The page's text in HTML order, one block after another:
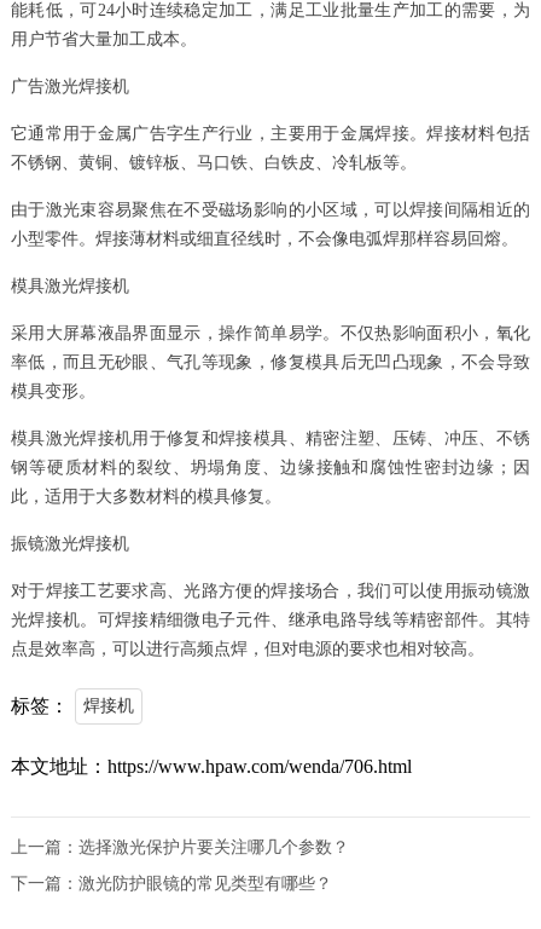
能耗低，可24小时连续稳定加工，满足工业批量生产加工的需要，为
用户节省大量加工成本。
广告激光焊接机
它通常用于金属广告字生产行业，主要用于金属焊接。焊接材料包括
不锈钢、黄铜、镀锌板、马口铁、白铁皮、冷轧板等。
由于激光束容易聚焦在不受磁场影响的小区域，可以焊接间隔相近的
小型零件。焊接薄材料或细直径线时，不会像电弧焊那样容易回熔。
模具激光焊接机
采用大屏幕液晶界面显示，操作简单易学。不仅热影响面积小，氧化
率低，而且无砂眼、气孔等现象，修复模具后无凹凸现象，不会导致
模具变形。
模具激光焊接机用于修复和焊接模具、精密注塑、压铸、冲压、不锈
钢等硬质材料的裂纹、坍塌角度、边缘接触和腐蚀性密封边缘；因
此，适用于大多数材料的模具修复。
振镜激光焊接机
对于焊接工艺要求高、光路方便的焊接场合，我们可以使用振动镜激
光焊接机。可焊接精细微电子元件、继承电路导线等精密部件。其特
点是效率高，可以进行高频点焊，但对电源的要求也相对较高。
标签： 焊接机
本文地址：https://www.hpaw.com/wenda/706.html
上一篇： 选择激光保护片要关注哪几个参数？
下一篇： 激光防护眼镜的常见类型有哪些？